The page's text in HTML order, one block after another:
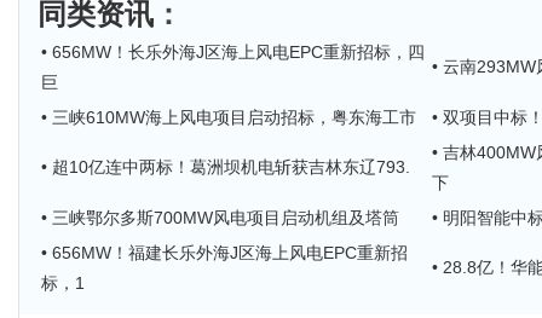
同类资讯 ：
• 656MW！长乐外海J区海上风电EPC重新招标，四
巨
• 云南
• 三峡610MW海上风电项目启动招标，粤东海工市 • 双项目中标
• 超10亿连中两标！葛洲坝机电斩获吉林东辽793.
• 吉林
下
• 三峡鄂尔多斯700MW风电项目启动机组及塔筒
• 明阳智能中
• 656MW！福建长乐外海J区海上风电EPC重新招
标，1
• 28.8亿！华